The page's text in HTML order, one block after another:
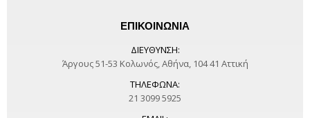
ΕΠΙΚΟΙΝΩΝΙΑ
ΔΙΕΎΘΥΝΣΗ:
Άργους 51-53 Κολωνός, Αθήνα, 104 41 Αττική
ΤΗΛΈΦΩΝΑ:
21 3099 5925